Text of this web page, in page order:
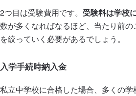
2つ目は受験費用です。 受験料は学校
数が多くなればなるほど、当たり前
を絞っていく必要があるでしょう。
入学手続時納入金
私立中学校に合格した場合、多くの